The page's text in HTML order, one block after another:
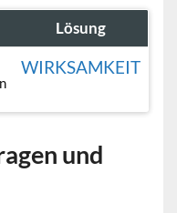
Lösung
WIRKSAMKEIT
und